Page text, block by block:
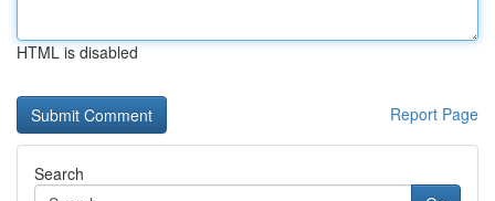
HTML is disabled
Report Page
Search